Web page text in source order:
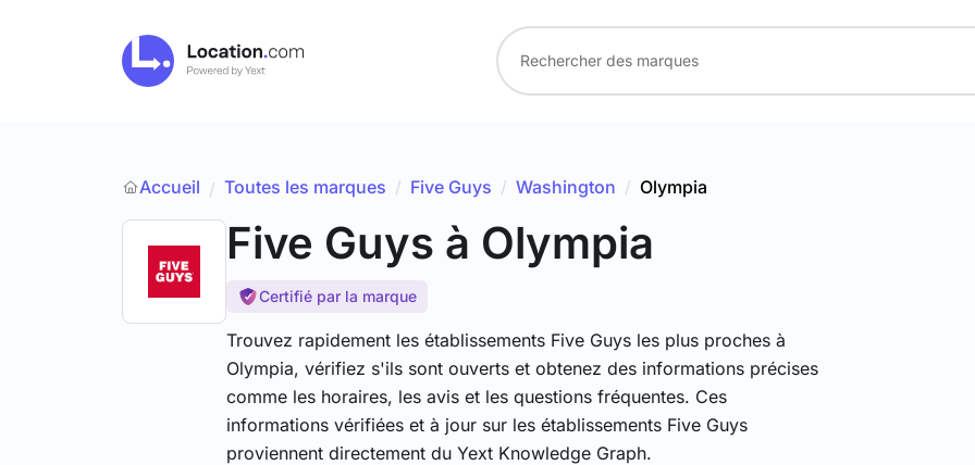
Accueil / Toutes les marques / Five Guys / Washington / Olympia
Five Guys à Olympia
Certifié par la marque
Trouvez rapidement les établissements Five Guys les plus proches à
Olympia, vérifiez s'ils sont ouverts et obtenez des informations précises
comme les horaires, les avis et les questions fréquentes. Ces
informations vérifiées et à jour sur les établissements Five Guys
proviennent directement du Yext Knowledge Graph.